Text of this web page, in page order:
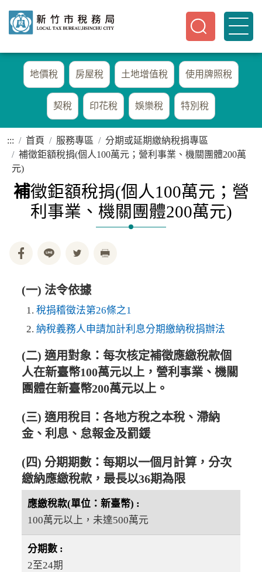
地價稅 房屋稅 土地增值稅 使用牌照稅
契稅 印花稅 娛樂稅 特別稅
::: 首頁 服務專區
分期或延期繳納稅捐專區
補徵鉅額稅捐(個人100萬元；營利事業、機關團體200萬
元)
補徵鉅額稅捐(個人100萬元；營
利事業、機關團體200萬元)
(一) 法令依據
稅捐稽徵法第26條之1
納稅義務人申請加計利息分期繳納稅捐辦法
(二) 適用對象：每次核定補徵應繳稅款個
人在新臺幣100萬元以上，營利事業、機關
團體在新臺幣200萬元以上。
(三) 適用稅目：各地方稅之本稅、滯納
金、利息、怠報金及罰鍰
(四) 分期期數：每期以一個月計算，分次
繳納應繳稅款，最長以36期為限
100萬元以上，未達500萬元
2至24期